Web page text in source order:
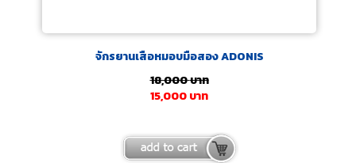
จักรยานเสือหมอบมือสอง ADONIS
18,000บาท
15,000บาท